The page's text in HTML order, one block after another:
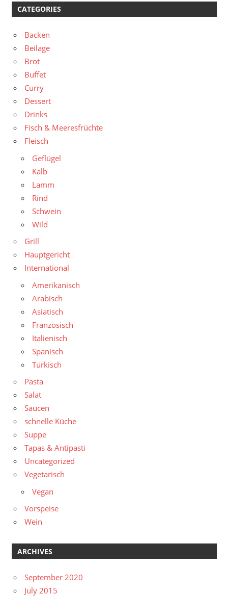
CATEGORIES
Backen
Beilage
Brot
Buffet
Curry
Dessert
Drinks
Fisch & Meeresfrüchte
Fleisch
Geflügel
Kalb
Lamm
Rind
Schwein
Wild
Grill
Hauptgericht
International
Amerikanisch
Arabisch
Asiatisch
Französisch
Italienisch
Spanisch
Türkisch
Pasta
Salat
Saucen
schnelle Küche
Suppe
Tapas & Antipasti
Uncategorized
Vegetarisch
Vegan
Vorspeise
Wein
ARCHIVES
September 2020
July 2015